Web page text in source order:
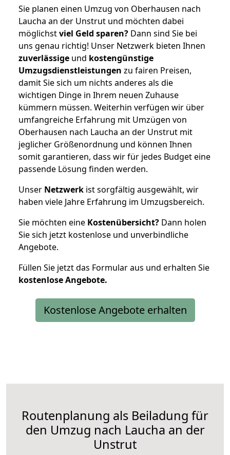
Sie planen einen Umzug von Oberhausen nach
Laucha an der Unstrut und möchten dabei
möglichstviel Geld sparen? Dann sind Sie bei
uns genau richtig! Unser Netzwerk bieten Ihnen
zuverlässige und kostengünstige
Umzugsdienstleistungen zu fairen Preisen,
damit Sie sich um nichts anderes als die
wichtigen Dinge in Ihrem neuen Zuhause
kümmern müssen. Weiterhin verfügen wir über
umfangreiche Erfahrung mit Umzügen von
Oberhausen nach Laucha an der Unstrut mit
jeglicher Größenordnung und können Ihnen
somit garantieren, dass wir für jedes Budget eine
passende Lösung finden werden.
Unser Netzwerk ist sorgfältig ausgewählt, wir
haben viele Jahre Erfahrung im Umzugsbereich.
Sie möchten eine Kostenübersicht? Dann holen
Sie sich jetzt kostenlose und unverbindliche
Angebote.
Füllen Sie jetzt das Formular aus und erhalten Sie
kostenloseAngebote.
Kostenlose Angebote erhalten
Routenplanung als Beiladung für
den Umzug nach Laucha an der
Unstrut